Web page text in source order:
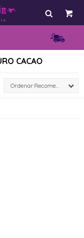
CACAO
Recomendados